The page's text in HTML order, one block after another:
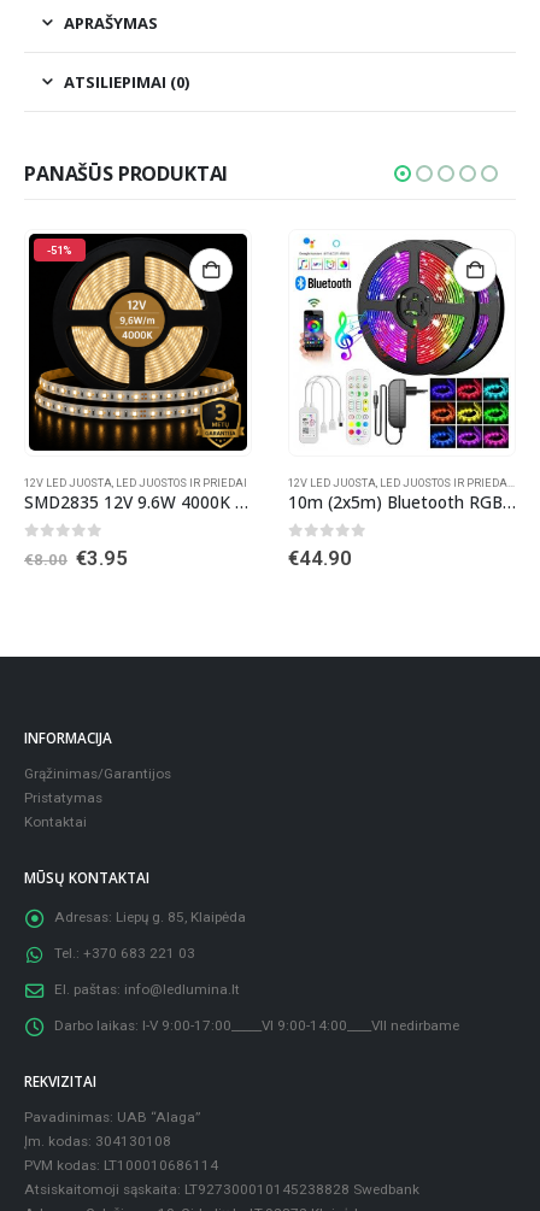
APRAŠYMAS
ATSILIEPIMAI (0)
PANAŠŪS PRODUKTAI
JUOSTOS KOMPLEKTAS VIRTUVEI LED JUOSTŲ KOMPLEKTAI
-51%
12V LED JUOSTA, LED JUOSTOS IR PRIEDAI
SMD2835 12V 9.6W 4000K IP20 120 diodų/m PREMIUM
out of 5
€8.00 Original
€3.95Current
12V LED JUOSTA, LED JUOSTOS IR PRIEDAI ,
10m (2x5m) Bluetooth RGB LED juostos komplektas valdomas telefonu ir nuotoliniu valdymo pulteliu
0 out of 5
€44.90
INFORMACIJA
Grąžinimas/Garantijos
Pristatymas
Kontaktai
MŪSŲ KONTAKTAI
Adresas: Liepų g. 85, Klaipėda
Tel.: +370 683 221 03
El. paštas: info@ledlumina.lt
Darbo laikas: I-V 9:00-17:00_____VI 9:00-14:00____VII nedirbame
REKVIZITAI
Pavadinimas: UAB “Alaga”
Įm. kodas: 304130108
PVM kodas: LT100010686114
Atsiskaitomoji sąskaita: LT927300010145238828 Swedbank